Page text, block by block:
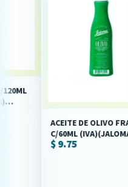
ACEITE DE OLIVO FRASCO
C/60ML (IVA)(JALOMA)
$ 9.75